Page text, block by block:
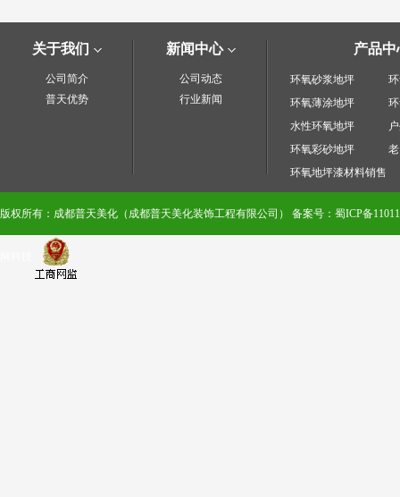
关于我们
公司简介
普天优势
新闻中心
公司动态
行业新闻
产品
环氧砂浆地坪
环氧薄涂地坪
水性环氧地坪
环氧彩砂地坪
环氧地坪漆材料销售
版权所有：成都普天美化（成都普天美化装饰工程有限公司） 备案号：蜀ICP备